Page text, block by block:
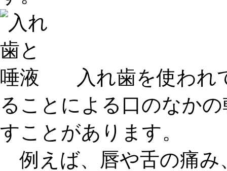
入れ歯を使われ
ることによる口のなかの
すことがあります。
例えば、 唇や舌の痛